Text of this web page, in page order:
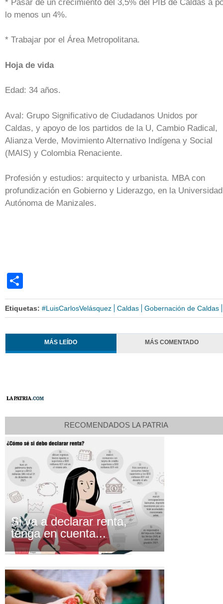
* Pasar de un crecimiento del 3,5% del PIB de Caldas a
lo menos un 4%.
* Trabajar por el Área Metropolitana.
Hoja de vida
Edad: 34 años.
Aval: Grupo Significativo de Ciudadanos Unidos por
Caldas, y apoyo de los partidos de la U, Cambio Radical,
Alianza Verde, Movimiento Alternativo Indígena y Social
(MAIS) y Colombia Renaciente.
Profesión y estudios: arquitecto y urbanista. MBA con
profundización en Gobierno y Liderazgo, en la Universidad
Autónoma de Manizales.
Etiquetas: #LuisCarlosVelásquez Caldas Gobernación de Caldas
MÁS LEÍDO MÁS COMENTADO
RECOMENDADOS LA PATRIA
Si va a declarar renta,
tenga en cuenta...